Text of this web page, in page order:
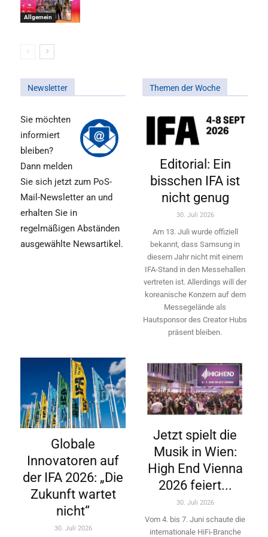
Allgemein
Newsletter
Sie möchten
informiert
bleiben?
Dann melden
Sie sich jetzt zum PoS-
Mail-Newsletter an und
erhalten Sie in
regelmäßigen Abständen
ausgewählte Newsartikel.
Themen der Woche
Editorial: Ein
bisschen IFA ist
nicht genug
30. Juli 2026
Am 13. Juli wurde offiziell
bekannt, dass Samsung in
diesem Jahr nicht mit einem
IFA-Stand in den Messehallen
vertreten ist. Allerdings will ­der
koreanische Konzern auf dem
Messegelände als
Hautsponsor des Creator Hubs
präsent bleiben.
Globale
Innovatoren auf
der IFA 2026: „Die
Zukunft wartet
nicht“
30. Juli 2026
Jetzt spielt die
Musik in Wien:
High End Vienna
2026 feiert...
30. Juli 2026
Vom 4. bis 7. Juni schaute die
internationale HiFi-Branche